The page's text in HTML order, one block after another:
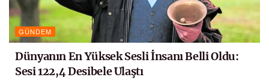
GÜNDEM
Dünyanın En Yüksek Sesli İnsanı Belli Oldu:
Sesi 122,4 Desibele Ulaştı